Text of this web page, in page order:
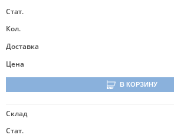
Стат.
Кол.
Доставка
Цена
В КОРЗИНУ
Склад
Стат.